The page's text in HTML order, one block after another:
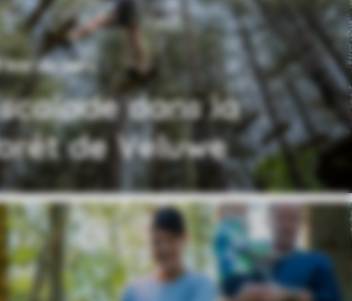
dans la
de Veluwe
km du parc